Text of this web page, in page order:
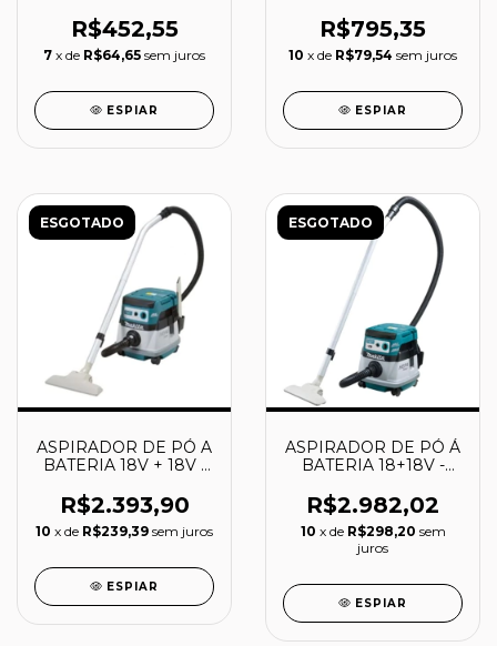
06019E3000000 -
BOSCH
R$452,55
7 x de R$64,65 sem juros
ESPIAR
ASPIRADOR
CL106DW A BATERIA
- DK0088WX1 -
R$795,35
10 x de R$79,54 sem juros
ESPIAR
ESGOTADO
ASPIRADOR DE PÓ A
BATERIA 18V + 18V -
R$2.393,90
10 x de R$239,39 sem juros
ESPIAR
ESGOTADO
ASPIRADOR DE PÓ Á
BATERIA 18+18V -
R$2.982,02
10 x de R$298,20 sem
juros
ESPIAR